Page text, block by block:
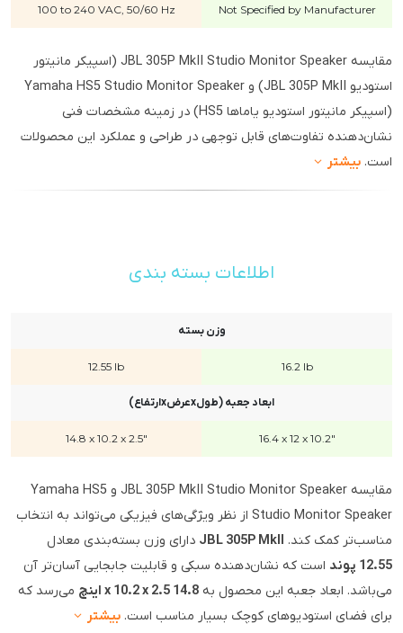
Not Specified by Manufacturer
100 to 240 VAC, 50/60 Hz
مقایسه JBL 305P MkII Studio Monitor Speaker (اسپیکر مانیتور
استودیو JBL 305P MkII) و Yamaha HS5 Studio Monitor Speaker
(اسپیکر مانیتور استودیو یاماها HS5) در زمینه مشخصات فنی
نشان‌دهنده تفاوت‌های قابل توجهی در طراحی و عملکرد این محصولات
است. بیشتر
اطلاعات بسته بندی
وزن بسته
16.2 lb
12.55 lb
ابعاد جعبه (طولxعرضxارتفاع)
16.4 x 12 x 10.2"
14.8 x 10.2 x 2.5"
مقایسه JBL 305P MkII Studio Monitor Speaker و Yamaha HS5
Studio Monitor Speaker از نظر ویژگی‌های فیزیکی می‌تواند به انتخاب
مناسب‌تر کمک کند. JBL 305P MkII دارای وزن بسته‌بندی معادل
12.55 پوند
است که نشان‌دهنده سبکی و قابلیت جابجایی آسان‌تر آن
می‌باشد. ابعاد جعبه این محصول به 14.8 x 10.2 x 2.5 اینچ
می‌رسد که
برای فضای استودیوهای کوچک بسیار مناسب است. بیشتر